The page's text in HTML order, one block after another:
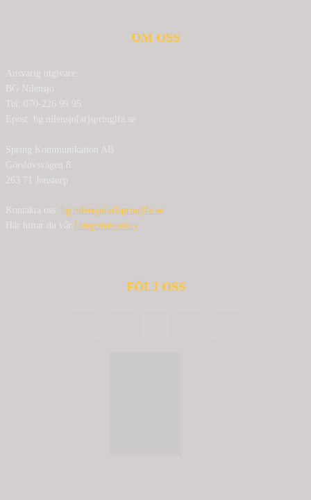
OM OSS
Ansvarig utgivare:
BG Nilensjö
Tel: 070-226 99 95
Epost: bg.nilensjo[at]springlfa.se
Spring Kommunikation AB
Görslövsvägen 8
263 71 Jonstorp
Kontakta oss: bg.nilensjo[at]springlfa.se
Här hittar du vår Integritetspolicy
FÖLJ OSS